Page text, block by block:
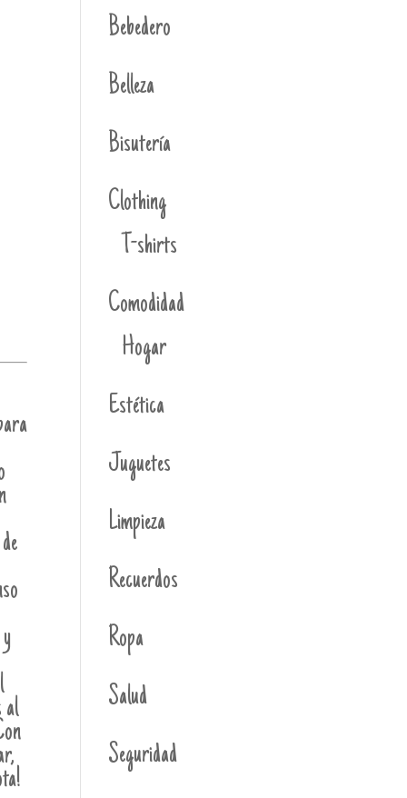
al
Bebedero
Belleza
Bisutería
Clothing
T-shirts
Comodidad
Hogar
Estética
Juguetes
Limpieza
Recuerdos
Ropa
Salud
Seguridad